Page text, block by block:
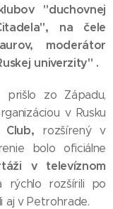
"duchovnej
na čele
moderátor
univerzity" .
prišlo zo Západu,
v Rusku
rozšírený v
bolo oficiálne
v televíznom
rýchlo rozšírili po
aj v Petrohrade.